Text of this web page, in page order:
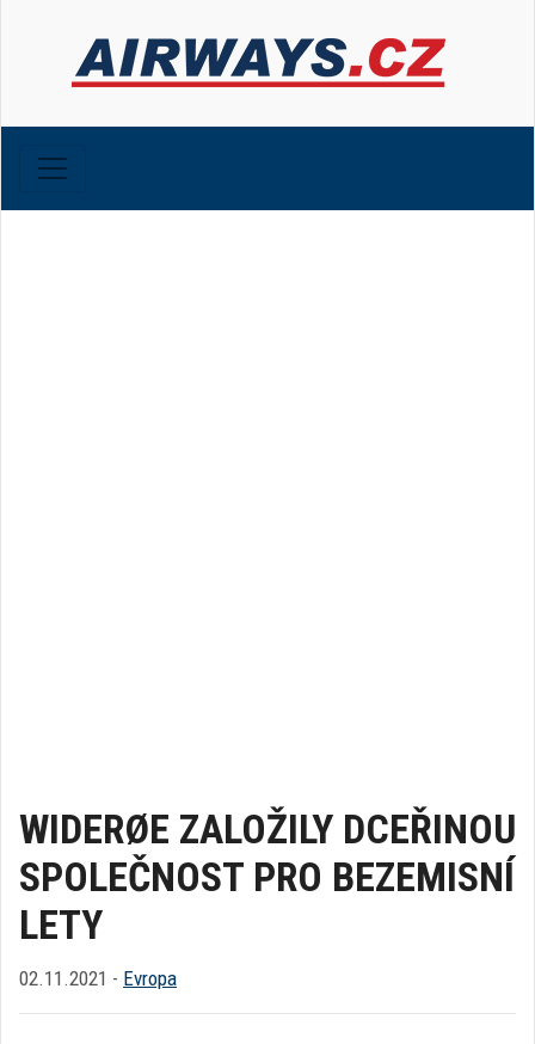
WIDERØE ZALOŽILY DCEŘINOU
SPOLEČNOST PRO BEZEMISNÍ
LETY
02.11.2021 - Evropa